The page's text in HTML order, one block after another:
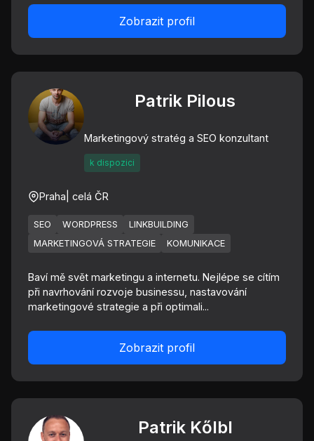
Zobrazit profil
Patrik Pilous
Marketingový stratég a SEO konzultant
k dispozici
Praha | celá ČR
SEO WORDPRESS
LINKBUILDING
MARKETINGOVÁ STRATEGIE
KOMUNIKACE
Baví mě svět marketingu a internetu. Nejlépe se cítím
při navrhování rozvoje businessu, nastavování
marketingové strategie a při optimali...
Zobrazit profil
Patrik Kőlbl